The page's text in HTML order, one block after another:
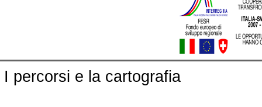
I percorsi e la cartografia